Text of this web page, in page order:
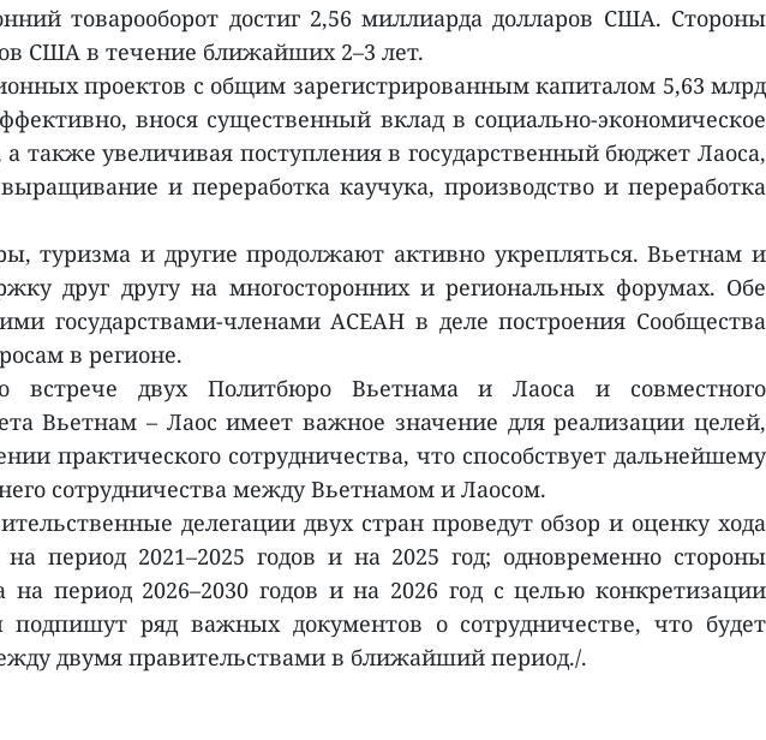
товарооборот достиг 2,56 миллиарда долларов США. Стороны
США в течение ближайших 2–3 лет.
проектов с общим зарегистрированным капиталом 5,63 млрд
внося существенный вклад в социально-экономическое
также увеличивая поступления в государственный бюджет Лаоса,
и переработка каучука, производство и переработка
туризма и другие продолжают активно укрепляться. Вьетнам и
друг другу на многосторонних и региональных форумах. Обе
государствами-членами АСЕАН в деле построения Сообщества
в регионе.
двух Политбюро Вьетнама и Лаоса и совместного
Вьетнам – Лаос имеет важное значение для реализации целей,
практического сотрудничества, что способствует дальнейшему
сотрудничества между Вьетнамом и Лаосом.
делегации двух стран проведут обзор и оценку хода
период 2021–2025 годов и на 2025 год; одновременно стороны
период 2026–2030 годов и на 2026 год с целью конкретизации
ряд важных документов о сотрудничестве, что будет
двумя правительствами в ближайший период./.